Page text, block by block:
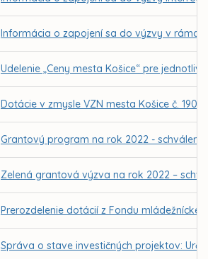
Informácia o zapojení sa do výzvy v rámci
Udelenie „Ceny mesta Košice“ pre
Dotácie v zmysle VZN mesta Košice č. 190
Grantový program na rok 2022 -
Zelená grantová výzva na rok 2022 –
Prerozdelenie dotácií z Fondu
Správa o stave investičných projektov: